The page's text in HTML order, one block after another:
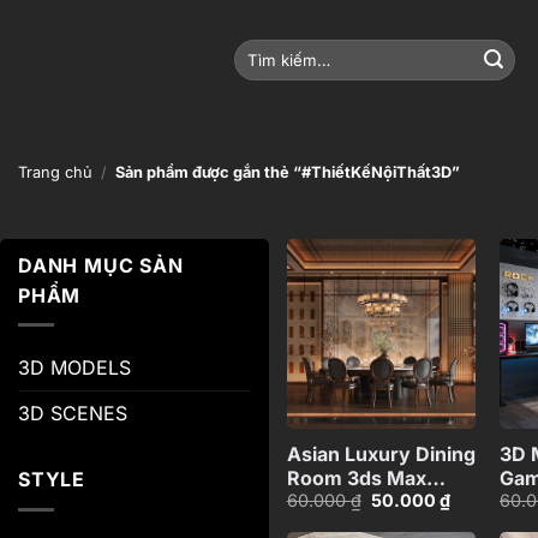
Tìm
kiếm:
Trang chủ / Sản phẩm được gắn thẻ “#ThiếtKếNộiThất3D”
DANH MỤC SẢN
PHẨM
3D MODELS
3D SCENES
STYLE
Add to
wishlist
Asian Luxury Dining
Room 3ds Max
Model Corona
Render Scene,
60.000₫ Giá
là:
50.000₫Giá
tại
3D